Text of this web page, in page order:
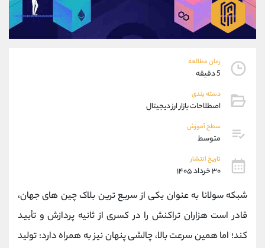
زمان مطالعه
5 دقیقه
دسته بندی
اصطلاحات بازار ارز دیجیتال
سطح آموزش
متوسط
تاریخ انتشار
۳۰ خرداد ۱۴۰۵
شبکه سولانا به‌ عنوان یکی از سریع ‌ترین بلاک چین ‌های جهان،
قادر است هزاران تراکنش را در کسری از ثانیه پردازش و تأیید
کند؛ اما همین سرعت بالا، چالشی پنهان نیز به ‌همراه دارد: تولید
09101364784
واتساپ شروع گفتگو
تلگرام @Armteam_admin_104
پشتیبان فروش
موبایل
اطلاعات تماس
تلفن 021-22021030
021-22021040
بدون پیش شماره
اینستاگرام @alireza.mehrabii